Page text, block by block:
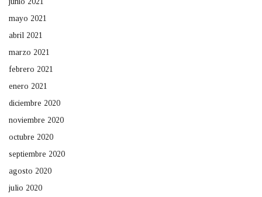
mayo 2021
abril 2021
marzo 2021
febrero 2021
enero 2021
diciembre 2020
noviembre 2020
octubre 2020
septiembre 2020
agosto 2020
julio 2020